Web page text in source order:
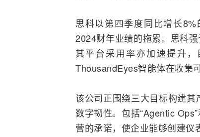
思科以第四季度同比增长
2024财年业绩的拖累。思科
其平台采用率亦加速提升
ThousandEyes智能体在收集
该公司正围绕三大目标构建
数字韧性。包括“Agentic
营的承诺，使企业能够创建仪